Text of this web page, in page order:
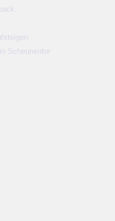
Scheunentor